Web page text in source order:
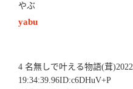
やぶ
yabu
4 名無しで叶える物語(茸
19:34:39.96ID:c6DHuV+P